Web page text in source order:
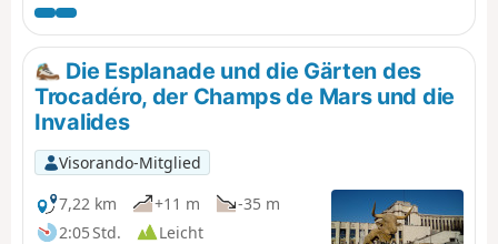
dem Sentier Nature, dem Wanderweg auf
dem ehemaligen Bahndamm der Petite
Ceinture. Die Wanderung endet mit
einem Spaziergang durch den Square
des Poètes und einem Besuch der Serres
d'Auteuil, der Hobbybotaniker begeistern
wird.
Die Esplanade und die Gärten des
Trocadéro, der Champs de Mars und die
Invalides
Visorando-Mitglied
7,22 km
+11 m
-35 m
2:05 Std.
Leicht